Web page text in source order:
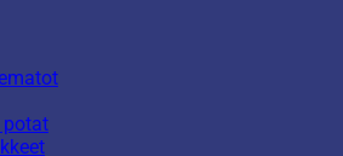
potat